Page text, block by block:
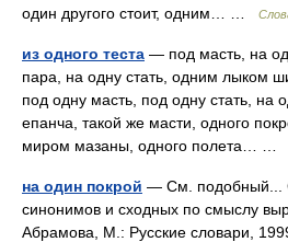
один другого стоит, одним… …
из одного теста — под масть, на
пара, на одну стать, одним лыком
под одну масть, под одну стать, на
епанча, такой же масти, одного
миром мазаны, одного полета… …
на один покрой — См. подобный...
синонимов и сходных по смыслу
Абрамова, М.: Русские словари,